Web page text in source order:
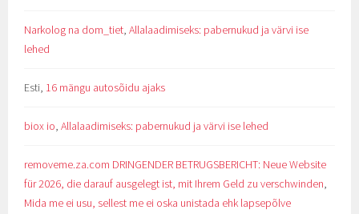
Narkolog na dom_tiet,Allalaadimiseks: pabernukud ja värvi ise
lehed
Esti, 16 mängu autosõidu ajaks
biox io,Allalaadimiseks: pabernukud ja värvi ise lehed
removeme.za.com DRINGENDER BETRUGSBERICHT: Neue Website
für 2026, die darauf ausgelegt ist, mit Ihrem Geld zu verschwinden,
Mida me ei usu, sellest me ei oska unistada ehk lapsepõlve